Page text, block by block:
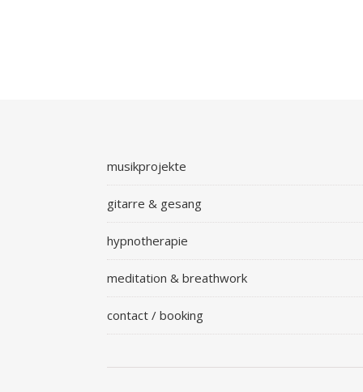
musikprojekte
gitarre & gesang
hypnotherapie
meditation & breathwork
contact / booking